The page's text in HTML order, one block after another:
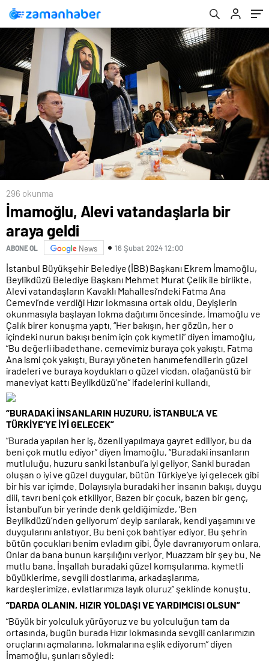
296 okunma
İmamoğlu, Alevi vatandaşlarla bir
araya geldi
ABONE OL News 16 Şubat 2024 12:00
İstanbul Büyükşehir Belediye (İBB) Başkanı Ekrem İmamoğlu,
Beylikdüzü Belediye Başkanı Mehmet Murat Çelik ile birlikte,
Alevi vatandaşların Kavaklı Mahallesi’ndeki Fatma Ana
Cemevi’nde verdiği Hızır lokmasına ortak oldu. Deyişlerin
okunmasıyla başlayan lokma dağıtımı öncesinde, İmamoğlu ve
Çalık birer konuşma yaptı. “Her bakışın, her gözün, her o
içindeki nurun bakışı benim için çok kıymetli” diyen İmamoğlu,
“Bu değerli ibadethane, cemevimiz buraya çok yakıştı. Fatma
Ana ismi çok yakıştı. Burayı yöneten hanımefendilerin güzel
iradeleri ve buraya koydukları o güzel vicdan, olağanüstü bir
maneviyat kattı Beylikdüzü’ne” ifadelerini kullandı.
“BURADAKİ İNSANLARIN HUZURU, İSTANBUL’A VE
TÜRKİYE’YE İYİ GELECEK”
“Burada yapılan her iş, özenli yapılmaya gayret ediliyor, bu da
beni çok mutlu ediyor” diyen İmamoğlu, “Buradaki insanların
mutluluğu, huzuru sanki İstanbul’a iyi geliyor. Sanki buradan
oluşan o iyi ve güzel duygular, bütün Türkiye’ye iyi gelecek gibi
bir his var içimde. Dolayısıyla buradaki her insanın bakışı, duygu
dili, tavrı beni çok etkiliyor. Bazen bir çocuk, bazen bir genç,
İstanbul’un bir yerinde denk geldiğimizde, ‘Ben
Beylikdüzü’nden geliyorum’ deyip sarılarak, kendi yaşamını ve
duygularını anlatıyor. Bu beni çok bahtiyar ediyor. Bu şehrin
bütün çocukları benim evladım gibi. Öyle davranıyorum onlara.
Onlar da bana bunun karşılığını veriyor. Muazzam bir şey bu. Ne
mutlu bana. İnşallah buradaki güzel komşularıma, kıymetli
büyüklerime, sevgili dostlarıma, arkadaşlarıma,
kardeşlerimize, evlatlarımıza layık oluruz” şeklinde konuştu.
“DARDA OLANIN, HIZIR YOLDAŞI VE YARDIMCISI OLSUN”
“Büyük bir yolculuk yürüyoruz ve bu yolculuğun tam da
ortasında, bugün burada Hızır lokmasında sevgili canlarımızın
oruçlarını açmalarına, lokmalarına eşlik ediyorum” diyen
İmamoğlu, şunları söyledi: